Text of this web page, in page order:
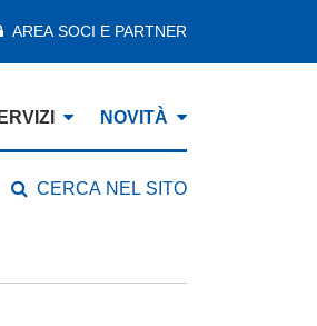
AREA SOCI E PARTNER
NOVITÀ
CERCA NEL SITO